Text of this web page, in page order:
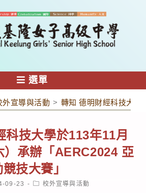
選單
外宣導與活動 > 轉知 德明財經科技大學
科技大學於113年11月
）承辦「AERC2024 亞
技大賽」
09-23
Post校外宣導與活動